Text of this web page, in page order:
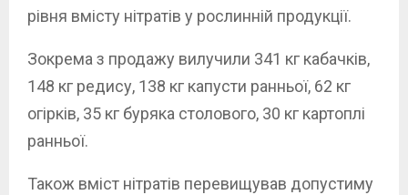
рівня вмісту нітратів у рослинній продукції.
Зокрема з продажу вилучили 341 кг кабачків,
148 кг редису, 138 кг капусти ранньої, 62 кг
огірків, 35 кг буряка столового, 30 кг картоплі
ранньої.
Також вміст нітратів перевищував допустиму